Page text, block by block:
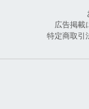
広告掲載
特定商取引